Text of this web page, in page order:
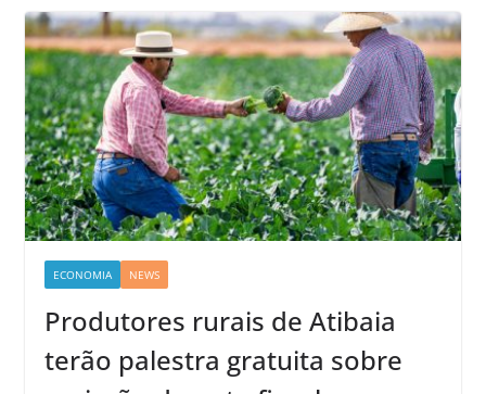
ECONOMIA NEWS
Produtores rurais de Atibaia
terão palestra gratuita sobre